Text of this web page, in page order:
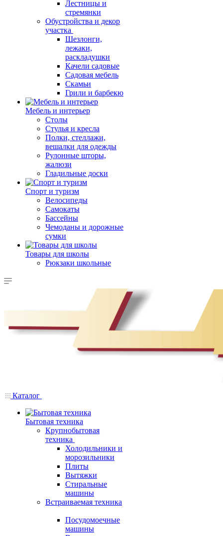
Лестницы и
стремянки
Обустройства и декор
участка
Шезлонги,
лежаки,
раскладушки
Качели садовые
Садовая мебель
Скамьи
Грили и барбекю
Мебель и интерьер
Столы
Стулья и кресла
Полки, стеллажи,
вешалки для одежды
Рулонные шторы,
жалюзи
Гладильные доски
Спорт и туризм
Велосипеды
Самокаты
Бассейны
Чемоданы и дорожные
сумки
Товары для школы
Рюкзаки школьные
Каталог
Бытовая техника
Крупнобытовая
техника
Холодильники и
морозильники
Плиты
Вытяжки
Стиральные
машины
Встраиваемая техника
Посудомоечные
машины